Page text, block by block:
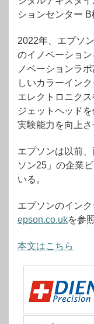
ションセンター B
2022年、エプソ
のイノベーショ
ノベーションラ
しいカラーイン
エレクトロニク
ジェットヘッド
実験能力を向上さ
エプソンは以前
ソン25」の企業
いる。
エプソンのイン
epson.co.ukを参
本文はこちら